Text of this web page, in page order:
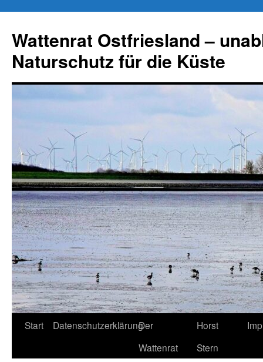
springen
Wattenrat Ostfriesland –
Naturschutz für die Küste
Start DatenschutzerklärungDer
Wattenrat
Horst
Stern